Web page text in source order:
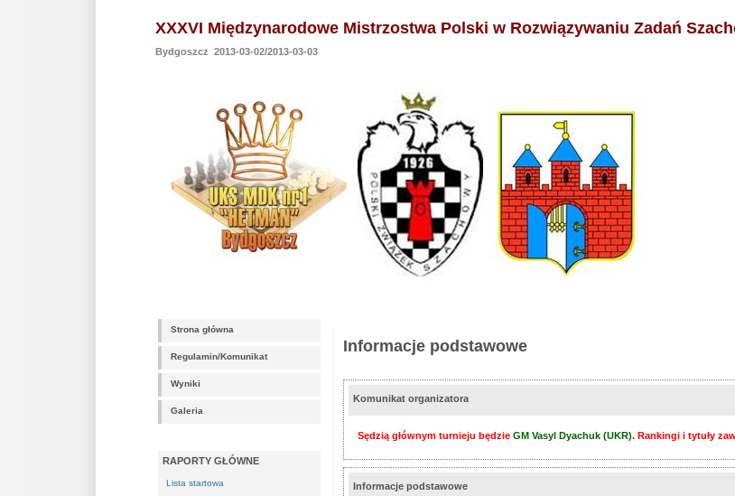
XXXVI Międzynarodowe Mistrzostwa Polski w Rozwiązywaniu Zadań
Bydgoszcz 2013-03-02/2013-03-03
Strona główna
Regulamin/Komunikat
Wyniki
Galeria
RAPORTY GŁÓWNE
Lista startowa
Informacje podstawowe
Komunikat organizatora
Sędzią głównym turnieju będzie GM Vasyl Dyachuk (UKR). Rankingi i tytuły
Informacje podstawowe